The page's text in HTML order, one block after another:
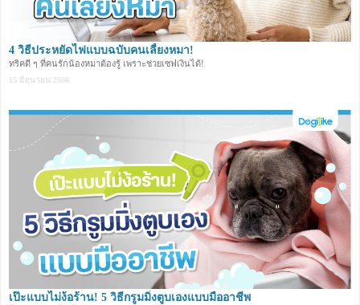
4 วิธีประหยัดไฟแบบฉบับคนเลี้ยงหมา!
ทริคดี ๆ ที่คนรักน้องหมาต้องรู้ เพราะช่วยเซฟเงินได้!
15 มิถุนายน 2566
เป๊ะแบบไม่ง้อร้าน! 5 วิธีกรูมมิ่งตูบเองแบบมืออาชีพ